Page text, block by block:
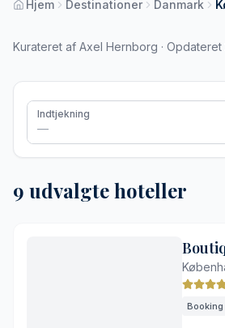
Hjem Destinationer Danmark
Kurateret af Axel Hernborg · Opdateret
Indtjekning
—
9 udvalgte hoteller
Booking